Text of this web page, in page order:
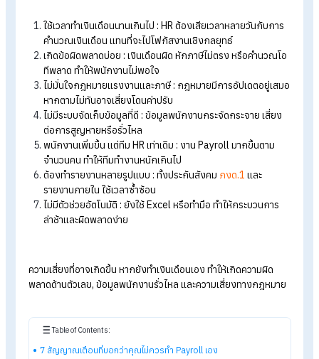
ใช้เวลาทำเงินเดือนนานเกินไป : HR ต้องเสียเวลาหลายวันกับก
คำนวณเงินเดือน แทนที่จะไปโฟกัสงานเชิงกลยุทธ์
เกิดข้อผิดพลาดบ่อย : เงินเดือนผิด หักภาษีไม่ตรง หรือคำนวณ
ทีพลาด ทำให้พนักงานไม่พอใจ
ไม่มั่นใจกฎหมายแรงงานและภาษี : กฎหมายมีการอัปเดตอยู่เ
ต่อการสูญหายหรือรั่วไหล
พนักงานเพิ่มขึ้น แต่ทีม HR เท่าเดิม : งาน Payroll มากขึ้นตาม
ต้องทำรายงานหลายรูปแบบ : ทั้งประกันสังคม
และ
รายงานภายใน ใช้เวลาซ้ำซ้อน